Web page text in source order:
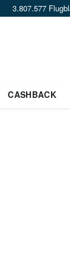
3.807.577
CASHBACK